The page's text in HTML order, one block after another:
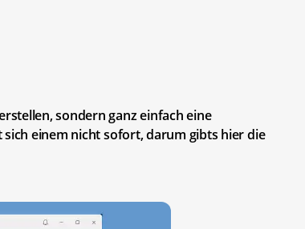
sondern ganz einfach eine
einem nicht sofort, darum gibts hier die